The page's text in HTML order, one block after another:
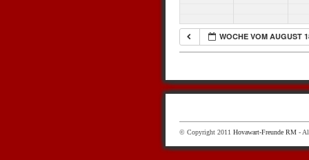
WOCHE VOM AUGUST
© Copyright 2011 Hovawart-Freunde RM -